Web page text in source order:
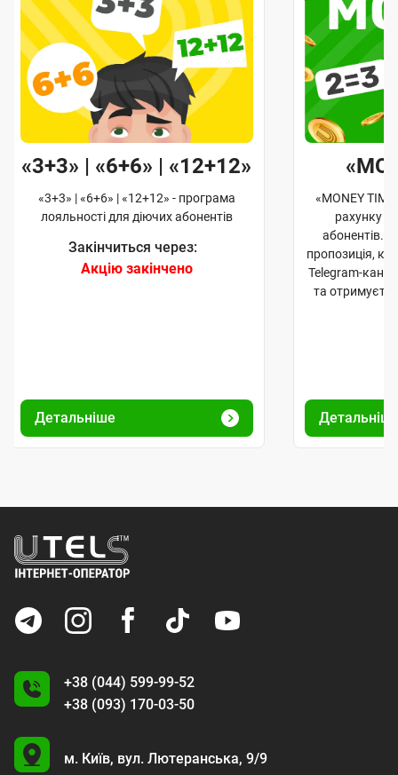
«3+3» | «6+6» | «12+12»
«3+3» | «6+6» | «12+12» - програма
лояльності для діючих абонентів
Закінчиться через:
Акцію закінчено
Детальніше
«MONEY
рахунку
абонентів.
пропозиція,
Telegram-
та
+38 (044) 599-99-52
+38 (093) 170-03-50
U
м. Київ, вул. Лютеранська, 9/9